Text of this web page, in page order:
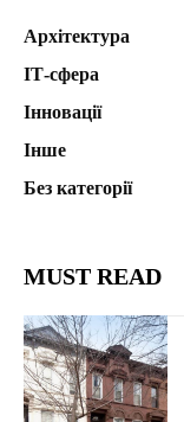
Архітектура
ІТ-сфера
Інновації
Інше
Без категорії
MUST READ